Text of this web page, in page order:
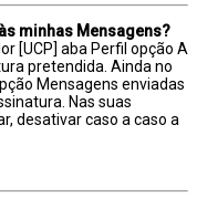
minhas Mensagens?
[UCP] aba Perfil opção A
pretendida. Ainda no
Mensagens enviadas
Nas suas
desativar caso a caso a